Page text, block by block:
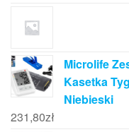
Microlife
Kasetka
Niebieski
231,80zł